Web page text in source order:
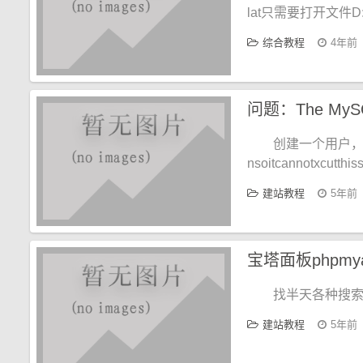
lat只需要打开文件
综合教程 4年前
问题：The
创建一个用户
建站教程 5年前
宝塔面板
找半天各种搜
建站教程 5年前